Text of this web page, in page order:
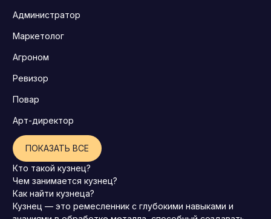
Администратор
Маркетолог
Агроном
Ревизор
Повар
Арт-директор
ПОКАЗАТЬ ВСЕ
Кто такой кузнец?
Чем занимается кузнец?
Как найти кузнеца?
Кузнец — это ремесленник с глубокими навыками и